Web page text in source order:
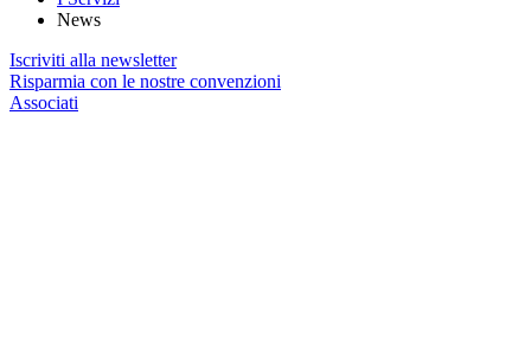
News
Iscriviti alla newsletter
Risparmia con le nostre convenzioni
Associati